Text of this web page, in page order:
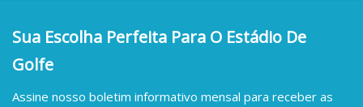
Sua Escolha Perfeita Para O Estádio De
Golfe
Assine nosso boletim informativo mensal para receber as